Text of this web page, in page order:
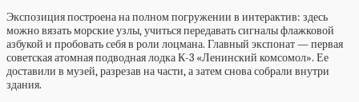
Экспозиция построена на полном погружении в интерактив: здесь
можно вязать морские узлы, учиться передавать сигналы флажковой
азбукой и пробовать себя в роли лоцмана. Главный экспонат — первая
советская атомная подводная лодка К-3 «Ленинский комсомол». Ее
доставили в музей, разрезав на части, а затем снова собрали внутри
здания.